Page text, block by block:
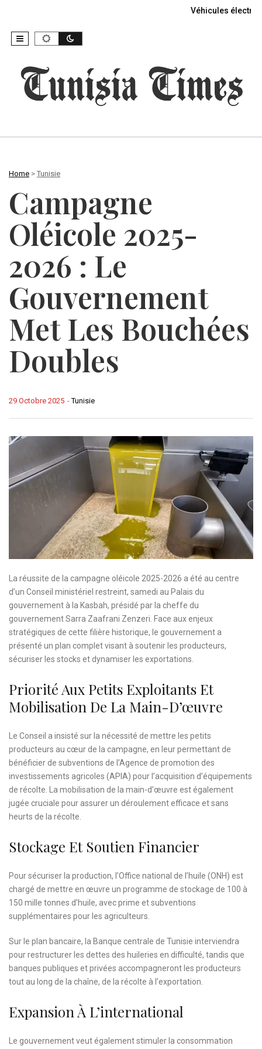
Véhicules
Home > Tunisie
Campagne
Oléicole 2025-
2026 : Le
Gouvernement
Met Les Bouchées
Doubles
-Tunisie
29 Octobre 2025
La réussite de la campagne oléicole 2025-2026 a été au centre
d’un Conseil ministériel restreint, samedi au Palais du
gouvernement à la Kasbah, présidé par la cheffe du
gouvernement Sarra Zaafrani Zenzeri. Face aux enjeux
stratégiques de cette filière historique, le gouvernement a
présenté un plan complet visant à soutenir les producteurs,
sécuriser les stocks et dynamiser les exportations.
Priorité Aux Petits Exploitants Et
Mobilisation De La Main-D’œuvre
Le Conseil a insisté sur la nécessité de mettre les petits
producteurs au cœur de la campagne, en leur permettant de
bénéficier de subventions de l’Agence de promotion des
investissements agricoles (APIA) pour l’acquisition d’équipements
de récolte. La mobilisation de la main-d’œuvre est également
jugée cruciale pour assurer un déroulement efficace et sans
heurts de la récolte.
Stockage Et Soutien Financier
Pour sécuriser la production, l’Office national de l’huile (ONH) est
chargé de mettre en œuvre un programme de stockage de 100 à
150 mille tonnes d’huile, avec prime et subventions
supplémentaires pour les agriculteurs.
Sur le plan bancaire, la Banque centrale de Tunisie interviendra
pour restructurer les dettes des huileries en difficulté, tandis que
banques publiques et privées accompagneront les producteurs
tout au long de la chaîne, de la récolte à l’exportation.
Expansion À L’international
Le gouvernement veut également stimuler la consommation